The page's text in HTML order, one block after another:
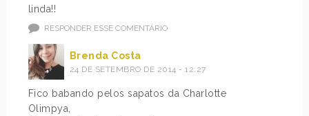
linda!!
RESPONDER ESSE COMENTÁRIO
Brenda Costa
24 DE SETEMBRO DE 2014 - 12:27
Fico babando pelos sapatos da Charlotte
Olimpya,